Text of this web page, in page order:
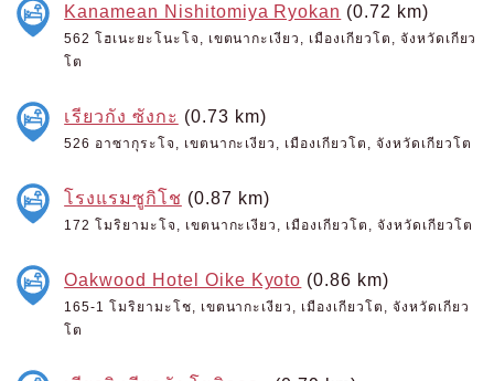
Kanamean Nishitomiya Ryokan (0.72 km)
562 โฮเนะยะโนะโจ, เขตนากะเงียว, เมืองเกียวโต, จังหวัดเกียว
โต
เรียวกัง ซังกะ (0.73 km)
526 อาซากุระโจ, เขตนากะเงียว, เมืองเกียวโต, จังหวัดเกียวโต
โรงแรมซูกิโช (0.87 km)
172 โมริยามะโจ, เขตนากะเงียว, เมืองเกียวโต, จังหวัดเกียวโต
Oakwood Hotel Oike Kyoto (0.86 km)
165-1 โมริยามะโช, เขตนากะเงียว, เมืองเกียวโต, จังหวัดเกียว
โต